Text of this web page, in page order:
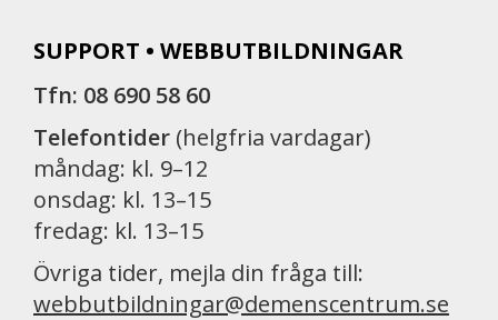
SUPPORT • WEBBUTBILDNINGAR
Tfn: 08 690 58 60
Telefontider (helgfria vardagar)
måndag: kl. 9–12
onsdag: kl. 13–15
fredag: kl. 13–15
Övriga tider, mejla din fråga till:
webbutbildningar@demenscentrum.se